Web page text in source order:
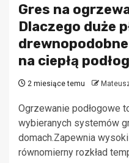
Gres na
Dlaczego duże
na ciepłą
2 miesiące temu
Ogrzewanie podłogowe
wybieranych systemów
domach.Zapewnia
równomierny rozkład